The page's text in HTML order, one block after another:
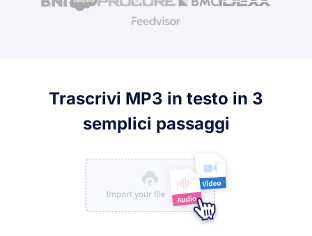
Trascrivi MP3 in testo in 3
semplici passaggi